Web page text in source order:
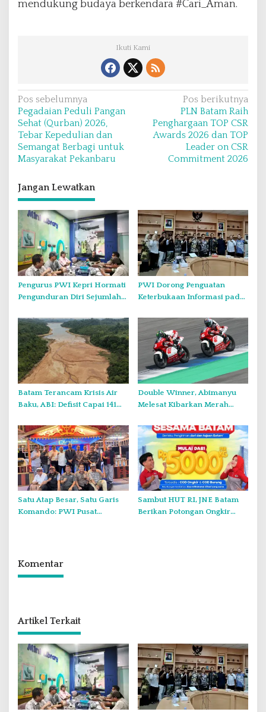
mendukung budaya berkendara #Cari_Aman.
Ikuti Kami
N
a
v
i
a
s
i
p
o
s
Pos sebelumnya
Pegadaian Peduli Pangan
Sehat (Qurban) 2026,
Tebar Kepedulian dan
Semangat Berbagi untuk
Masyarakat Pekanbaru
Pos berikutnya
PLN Batam Raih
Penghargaan TOP CSR
Awards 2026 dan TOP
Leader on CSR
Commitment 2026
Jangan Lewatkan
Pengurus PWI Kepri Hormati
Pengunduran Diri Sejumlah
Administrasi dengan PWI
Pusat
PWI Dorong Penguatan
Keterbukaan Informasi pada
Diskominfo Kepri
Batam Terancam Krisis Air
Baku, ABI: Defisit Capai 141
Double Winner, Abimanyu
Melesat Kibarkan Merah
Satu Atap Besar, Satu Garis
Komando: PWI Pusat
Sambut HUT RI, JNE Batam
Berikan Potongan Ongkir
Komentar
Artikel Terkait